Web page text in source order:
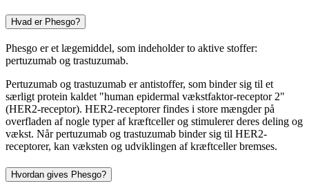
Hvad er Phesgo?
Phesgo er et lægemiddel, som indeholder to aktive stoffer:
pertuzumab og trastuzumab.
Pertuzumab og trastuzumab er antistoffer, som binder sig til et
særligt protein kaldet "human epidermal vækstfaktor-receptor 2"
(HER2-receptor). HER2-receptorer findes i store mængder på
overfladen af nogle typer af kræftceller og stimulerer deres deling og
vækst. Når pertuzumab og trastuzumab binder sig til HER2-
receptorer, kan væksten og udviklingen af kræftceller bremses.
Hvordan gives Phesgo?